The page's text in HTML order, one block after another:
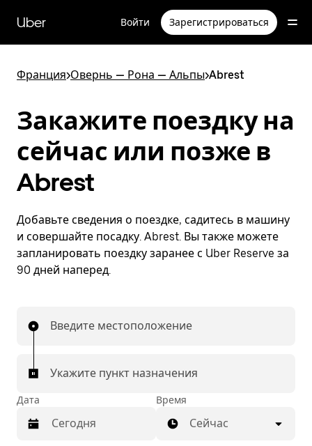
перейти
к
Uber Войти Зарегистрироваться
Франция>Овернь — Рона — Альпы>Abrest
Закажите поездку на
сейчас или позже в
Abrest
Добавьте сведения о поездке, садитесь в машину
и совершайте посадку. Abrest. Вы также можете
запланировать поездку заранее с Uber Reserve за
90 дней наперед.
Введите местоположение
Укажите пункт назначения
Дата Время
Сейчас